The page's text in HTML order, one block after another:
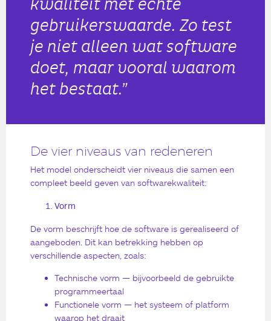
kwaliteit met echte
gebruikerswaarde. Zo test
je niet alleen wat software
doet, maar vooral waarom
het bestaat.”
De vier niveaus van redeneren
Het model onderscheidt vier niveaus die samen een
compleet beeld geven van softwarekwaliteit:
Vorm
De vorm beschrijft hoe de software is gerealiseerd of
aangeboden. Dit kan betrekking hebben op
verschillende aspecten, zoals:
Technische vorm — bijvoorbeeld de gebruikte
programmeertaal
Functionele vorm — het systeem of platform
waarop het draait